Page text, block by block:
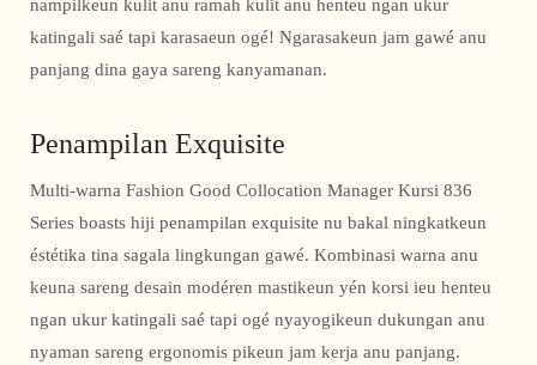
nampilkeun kulit anu ramah kulit anu henteu ngan ukur
katingali saé tapi karasaeun ogé! Ngarasakeun jam gawé anu
panjang dina gaya sareng kanyamanan.
Penampilan Exquisite
Multi-warna Fashion Good Collocation Manager Kursi 836
Series boasts hiji penampilan exquisite nu bakal ningkatkeun
éstétika tina sagala lingkungan gawé. Kombinasi warna anu
keuna sareng desain modéren mastikeun yén korsi ieu henteu
ngan ukur katingali saé tapi ogé nyayogikeun dukungan anu
nyaman sareng ergonomis pikeun jam kerja anu panjang.